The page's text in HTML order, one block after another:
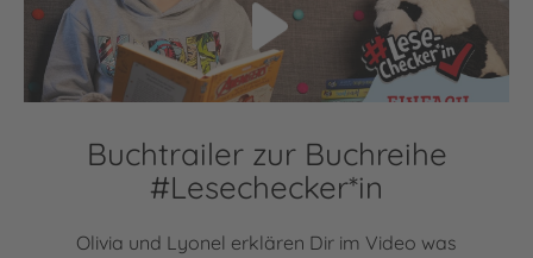
Buchtrailer zur Buchreihe
#Lesechecker*in
Olivia und Lyonel erklären Dir im Video was